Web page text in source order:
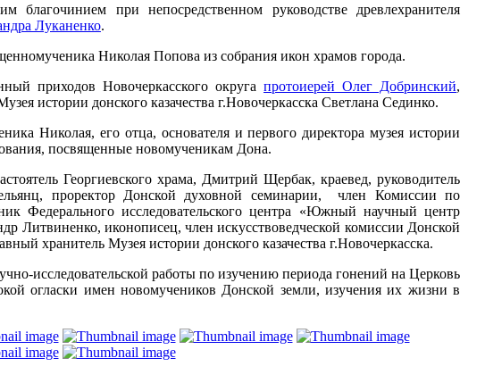
при непосредственном руководстве древлехранителя
Луканенко.
Николая Попова из собрания икон храмов города.
приходов Новочеркасского округапротоиерей Олег Добринский,
истории донского казачества г.Новочеркасска Светлана Сединко.
Николая, его отца, основателя и первого директора музея истории
посвященные новомученикам Дона.
Георгиевского храма, Дмитрий Щербак, краевед, руководитель
проректор Донской духовной семинарии, член Комиссии по
Федерального исследовательского центра «Южный научный центр
Литвиненко, иконописец, член искусствоведческой комиссии Донской
хранитель Музея истории донского казачества г.Новочеркасска.
исследовательской работы по изучению периода гонений на Церковь
огласки имен новомучеников Донской земли, изучения их жизни в